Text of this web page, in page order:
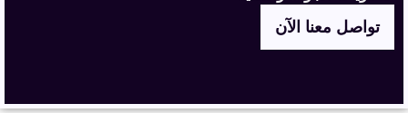
تواصل معنا الآن